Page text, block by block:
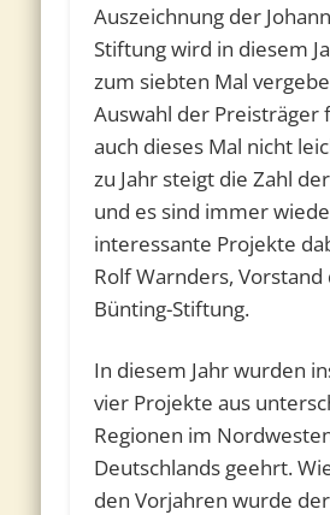
Auszeichnung der
Stiftung wird in diesem
zum siebten Mal
Auswahl der Preisträger
auch dieses Mal nicht
zu Jahr steigt die Zahl
und es sind immer
interessante Projekte
Rolf Warnders, Vorstand
Bünting-Stiftung.
In diesem Jahr wurden
vier Projekte aus
Regionen im
Deutschlands geehrt.
den Vorjahren wurde